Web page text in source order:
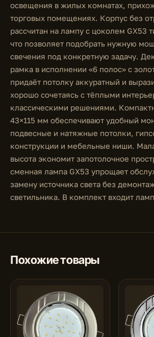
освещения в жилых комнатах,
торговых помещениях. Корпус без
рассчитан на лампу с цоколем GX53
что позволяет подобрать нужную
свечения под конкретную задачу.
рамка в исполнении «6 полос» с
придаёт потолку аккуратный и
хорошо сочетаясь с тёплыми
классическими решениями.
43×115 мм обеспечивают удобный
подвесные и натяжные потолки,
конструкции и мебельные ниши.
высота экономит запотолочное
сменная лампа GX53 упрощает
замену источника света без
светильника. В комплект входит
Похожие товары